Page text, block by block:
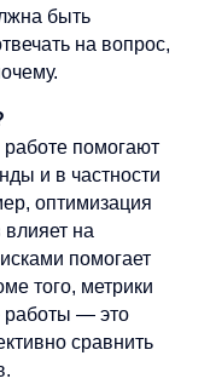
быть
на вопрос,
помогают
и в частности
оптимизация
влияет на
помогает
того, метрики
работы — это
сравнить